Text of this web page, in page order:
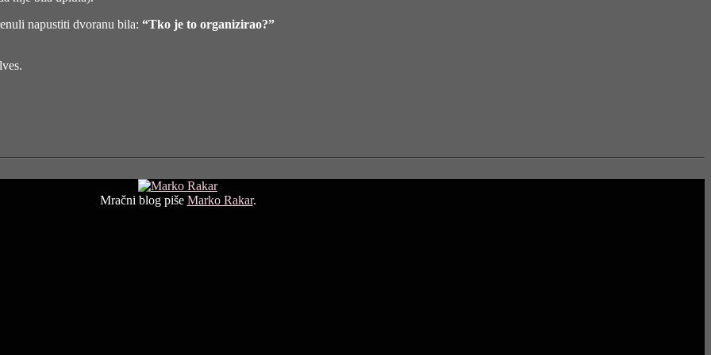
napustiti dvoranu bila: “Tko je to organizirao?”
Mračni blog piše Marko Rakar.